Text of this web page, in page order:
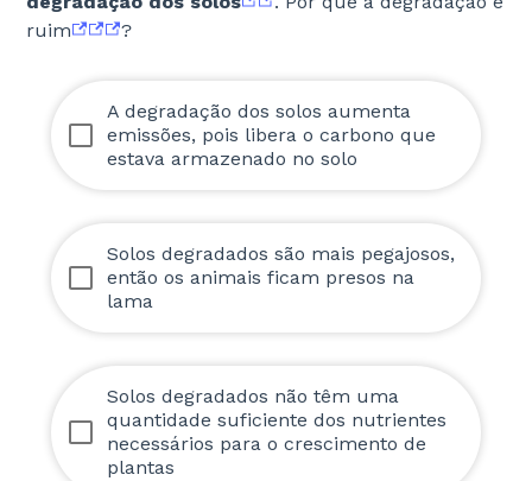
ruim
?
A degradação dos solos aumenta
emissões, pois libera o carbono que
estava armazenado no solo
Solos degradados são mais pegajosos,
então os animais ficam presos na
lama
Solos degradados não têm uma
quantidade suficiente dos nutrientes
necessários para o crescimento de
plantas